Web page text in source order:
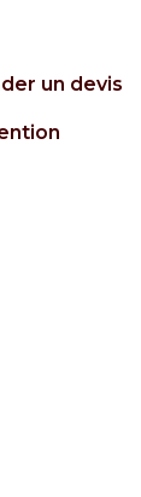
un devis